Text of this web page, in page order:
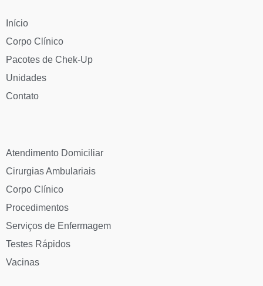
Início
Corpo Clínico
Pacotes de Chek-Up
Unidades
Contato
Atendimento Domiciliar
Cirurgias Ambulariais
Corpo Clínico
Procedimentos
Serviços de Enfermagem
Testes Rápidos
Vacinas